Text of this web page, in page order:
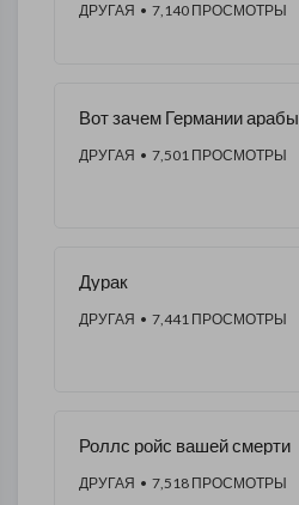
ДРУГАЯ • 7,140 ПРОСМОТРЫ
Вот зачем Германии арабы
ДРУГАЯ • 7,501 ПРОСМОТРЫ
Дурак
ДРУГАЯ • 7,441 ПРОСМОТРЫ
Роллс ройс вашей смерти
ДРУГАЯ • 7,518 ПРОСМОТРЫ